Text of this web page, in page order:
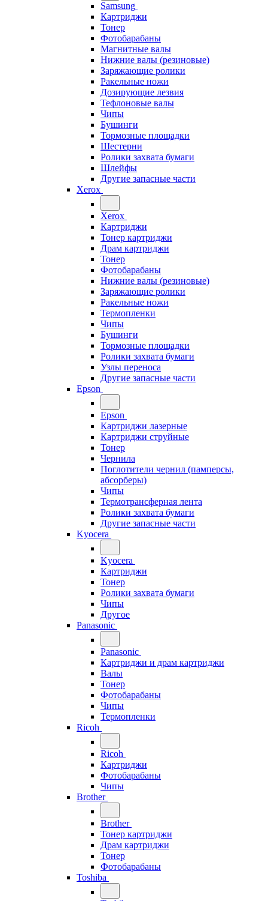
Samsung
Картриджи
Тонер
Фотобарабаны
Магнитные валы
Нижние валы (резиновые)
Заряжающие ролики
Ракельные ножи
Дозирующие лезвия
Тефлоновые валы
Чипы
Бушинги
Тормозные площадки
Шестерни
Ролики захвата бумаги
Шлейфы
Другие запасные части
Xerox
Xerox
Картриджи
Тонер картриджи
Драм картриджи
Тонер
Фотобарабаны
Нижние валы (резиновые)
Заряжающие ролики
Ракельные ножи
Термопленки
Чипы
Бушинги
Тормозные площадки
Ролики захвата бумаги
Узлы переноса
Другие запасные части
Epson
Epson
Картриджи лазерные
Картриджи струйные
Тонер
Чернила
Поглотители чернил (памперсы,
абсорберы)
Чипы
Термотрансферная лента
Ролики захвата бумаги
Другие запасные части
Kyocera
Kyocera
Картриджи
Тонер
Ролики захвата бумаги
Чипы
Другое
Panasonic
Panasonic
Картриджи и драм картриджи
Валы
Тонер
Фотобарабаны
Чипы
Термопленки
Ricoh
Ricoh
Картриджи
Фотобарабаны
Чипы
Brother
Brother
Тонер картриджи
Драм картриджи
Тонер
Фотобарабаны
Toshiba